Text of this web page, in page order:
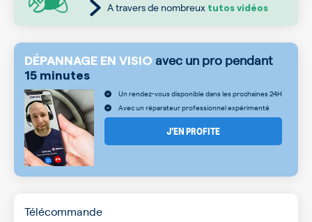
A travers de nombreux tutos vidéos
DÉPANNAGE EN VISIO avec un pro pendant
15 minutes
Un rendez-vous disponible dans les prochaines 24H
Avec un réparateur professionnel expérimenté
J’EN PROFITE
Télécommande